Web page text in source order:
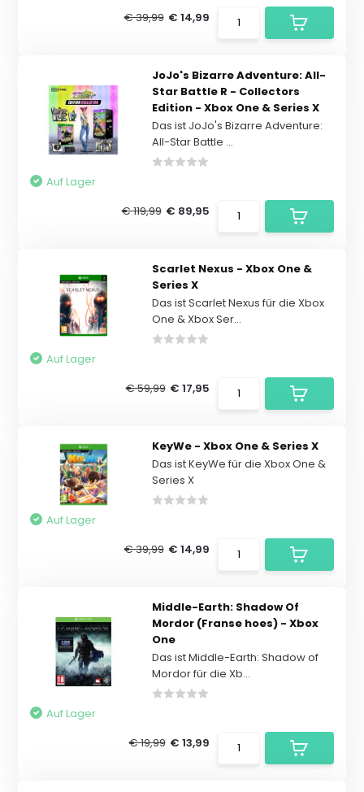
€ 39,99 € 14,99
JoJo's Bizarre Adventure: All-
Star Battle R - Collectors
Edition - Xbox One & Series X
Das ist JoJo's Bizarre Adventure:
All-Star Battle ...
Auf Lager
€ 119,99 € 89,95
Scarlet Nexus - Xbox One &
Series X
Das ist Scarlet Nexus für die Xbox
One & Xbox Ser...
Auf Lager
€ 59,99 € 17,95
KeyWe - Xbox One & Series X
Das ist KeyWe für die Xbox One &
Series X
Auf Lager
€ 39,99 € 14,99
Middle-Earth: Shadow Of
Mordor (Franse hoes) - Xbox
One
Das ist Middle-Earth: Shadow of
Mordor für die Xb...
Auf Lager
€ 19,99 € 13,99